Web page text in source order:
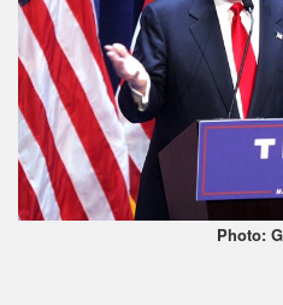
Photo: